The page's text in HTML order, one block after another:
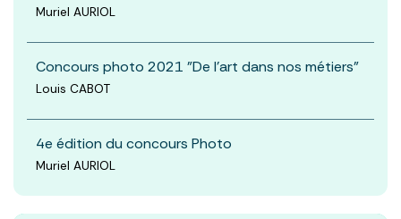
Muriel AURIOL
Concours photo 2021 "De l’art dans nos métiers"
Louis CABOT
4e édition du concours Photo
Muriel AURIOL